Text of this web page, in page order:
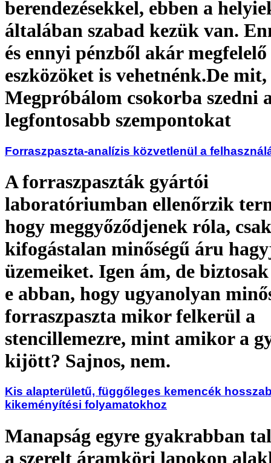
berendezésekkel, ebben a
általában szabad kezük van.
és ennyi pénzből akár megfelelő
eszközöket is vehetnénk.De
Megpróbálom csokorba szedni
legfontosabb szempontokat
Forraszpaszta-analízis közvetlenül a
A forraszpaszták gyártói
laboratóriumban ellenőrzik
hogy meggyőződjenek róla, csak
kifogástalan minőségű áru
üzemeiket. Igen ám, de
e abban, hogy ugyanolyan
forraszpaszta mikor felkerül a
stencillemezre, mint amikor a
kijött? Sajnos, nem.
Kis alapterületű, függőleges kemencék
kikeményítési folyamatokhoz
Manapság egyre gyakrabban
a szerelt áramköri lapokon